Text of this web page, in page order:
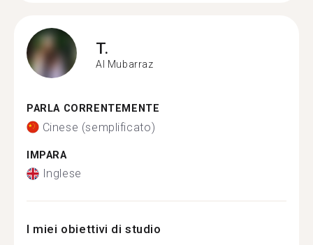
T.
Al Mubarraz
PARLA CORRENTEMENTE
Cinese (semplificato)
IMPARA
Inglese
I miei obiettivi di studio